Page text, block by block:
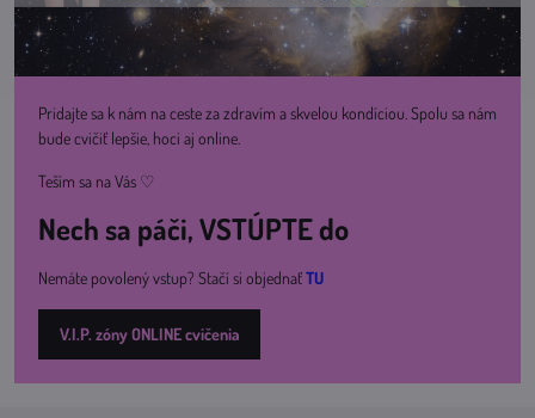
Pridajte sa k nám na ceste za zdravím a skvelou kondíciou. Spolu sa nám
bude cvičiť lepšie, hoci aj online.
Teším sa na Vás ♡
Nech sa páči, VSTÚPTE do
Nemáte povolený vstup? Stačí si objednaťTU
V.I.P. zóny ONLINE cvičenia